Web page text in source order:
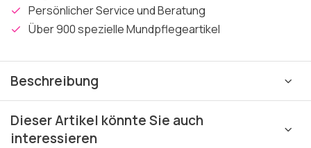
Persönlicher Service und Beratung
Über 900 spezielle Mundpflegeartikel
Beschreibung
Dieser Artikel könnte Sie auch
interessieren